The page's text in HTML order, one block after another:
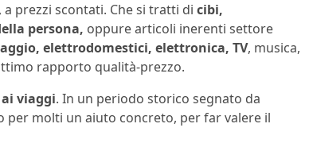
prezzi scontati. Che si tratti di cibi,
persona, oppure articoli inerenti settore
elettrodomestici, elettronica, TV, musica,
rapporto qualità-prezzo.
viaggi. In un periodo storico segnato da
per molti un aiuto concreto, per far valere il